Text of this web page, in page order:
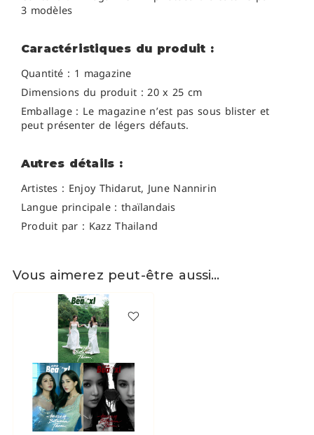
3 modèles
Caractéristiques du produit :
Quantité : 1 magazine
Dimensions du produit : 20 x 25 cm
Emballage : Le magazine n’est pas sous blister et
peut présenter de légers défauts.
Autres détails :
Artistes : Enjoy Thidarut, June Nannirin
Langue principale : thaïlandais
Produit par : Kazz Thailand
Vous aimerez peut-être aussi…